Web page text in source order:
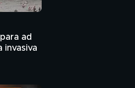
ad
invasiva